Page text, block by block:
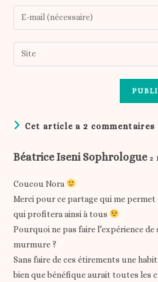
name
or
to
comment
Enter
your
email
address
Saisir
l’URL
(facultatif)
Cet article a 2 commentaires
Béatrice Iseni Sophrologue 2
Coucou Nora
Merci pour ce partage qui me
qui profitera ainsi à tous
Pourquoi ne pas faire l’expérience
murmure ?
Sans faire de ces étirements une
bien que bénéfique aurait toutes les